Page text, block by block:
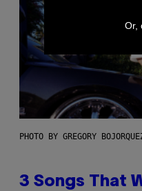
PHOTO BY GREGORY
3 Songs That
Or,